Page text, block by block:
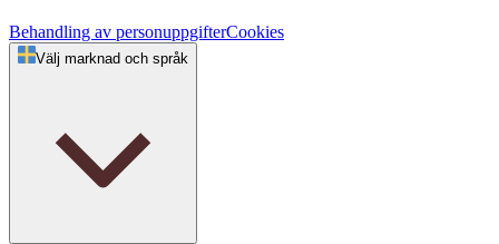
Behandling av personuppgifterCookies
Välj marknad och språk